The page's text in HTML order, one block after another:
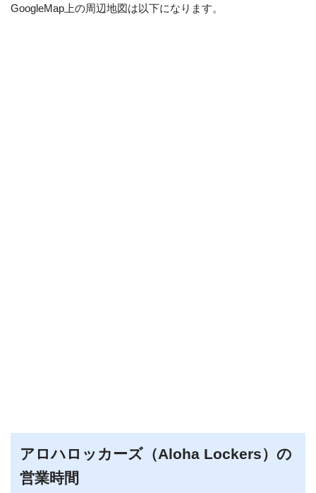
GoogleMap上の周辺地図は以下になります。
アロハロッカーズ（Aloha Lockers）の
営業時間